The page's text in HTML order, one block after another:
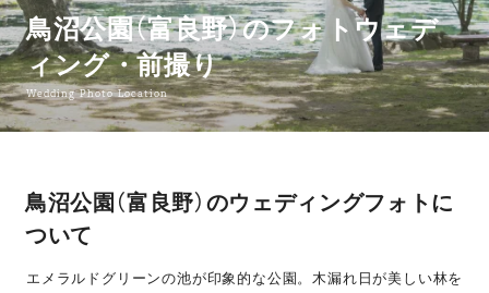
鳥沼公園（富良野）のフォトウェデ
ィング・前撮り
Wedding Photo Location
鳥沼公園（富良野）のウェディングフォトに
ついて
エメラルドグリーンの池が印象的な公園。木漏れ日が美しい林を